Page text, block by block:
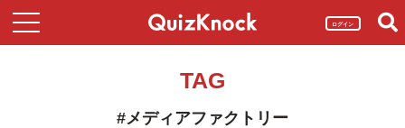
ログイン
TAG
#メディアファクトリー